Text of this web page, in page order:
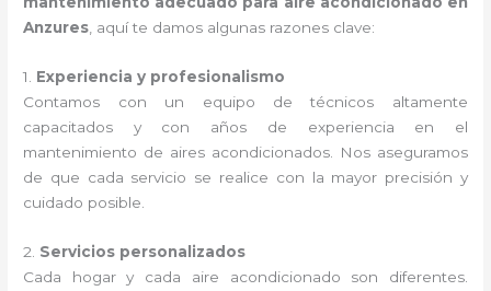
Anzures , aquí te damos algunas razones clave:
1. Experiencia y profesionalismo
Contamos con un equipo de técnicos altamente
capacitados y con años de experiencia en el
mantenimiento de aires acondicionados. Nos aseguramos
de que cada servicio se realice con la mayor precisión y
cuidado posible.
2. Servicios personalizados
Cada hogar y cada aire acondicionado son diferentes.